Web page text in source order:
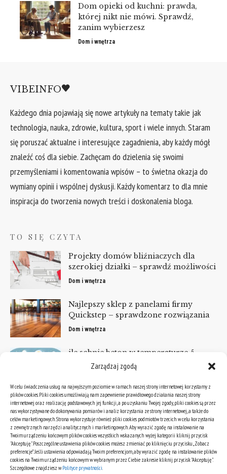
Zarządzaj zgodą
W celu świadczenia usług na najwyższym poziomie w ramach naszej strony internetowej korzystamy z
plików cookies. Pliki cookies umożliwiają nam zapewnienie prawidłowego działania naszej strony
internetowej oraz realizację podstawowych jej funkcji, a po uzyskaniu Twojej zgody, pliki cookies są przez
nas wykorzystywane do dokonywania pomiarów i analiz korzystania ze strony internetowej, a także do
celów marketingowych. Strona wykorzystuje również pliki cookies podmiotów trzecich w celu korzystania
z zewnętrznych narzędzi analitycznych i marketingowych. Aby wyrazić zgodę na instalowanie na
Twoim urządzeniu końcowym plików cookies wszystkich wskazanych wyżej kategorii kliknij przycisk
"Akceptuję". Poszczególne ustawienia plików cookies możesz zmieniać po kliknięciu przycisku „Zobacz
preferencje”. Jeśli ustawienia odpowiadają Twoim preferencjom, aby wyrazić zgodę na instalowanie plików
cookies na Twoim urządzeniu końcowym w wybranym przez Ciebie zakresie kliknij przycisk "Akceptuję".
Szczegółowe znajdziesz wPolityce prywatności.
Dom opieki od kuchni: prawda,
której nikt nie mówi. Sprawdź,
zanim wybierzesz
Dom i wnętrza
VIBEINFO
Każdego dnia pojawiają się nowe artykuły na tematy takie jak
technologia, nauka, zdrowie, kultura, sport i wiele innych. Staram
się poruszać aktualne i interesujące zagadnienia, aby każdy mógł
znaleźć coś dla siebie. Zachęcam do dzielenia się swoimi
przemyśleniami i komentowania wpisów – to świetna okazja do
wymiany opinii i wspólnej dyskusji. Każdy komentarz to dla mnie
inspiracja do tworzenia nowych treści i doskonalenia bloga.
TO SIĘ CZYTA
Projekty domów bliźniaczych dla
szerokiej działki – sprawdź możliwości
Dom i wnętrza
Najlepszy sklep z panelami firmy
Quickstep – sprawdzone rozwiązania
Dom i wnętrza
ile schnie beton w temperaturze 5
stopni?
KATEGORIE
Kategorie
ARCHIWA